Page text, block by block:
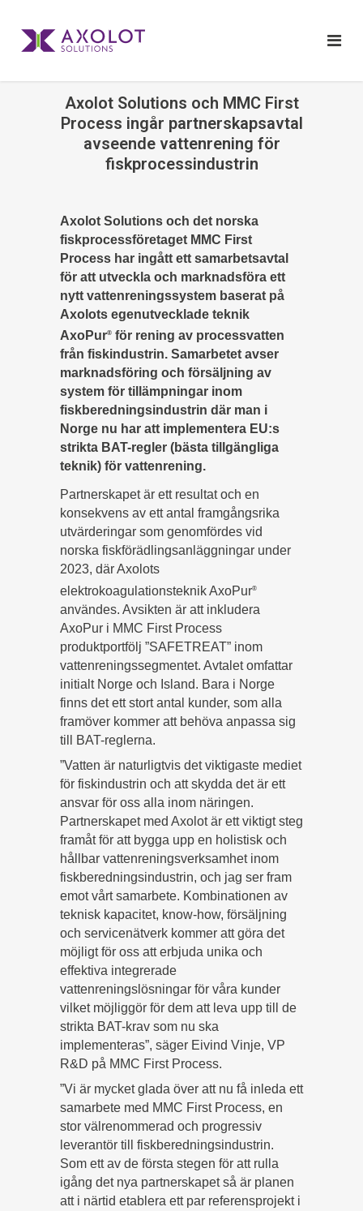
Axolot Solutions och MMC First
Process ingår partnerskapsavtal
avseende vattenrening för
fiskprocessindustrin
Axolot Solutions och det norska
fiskprocessföretaget MMC First
Process har ingått ett samarbetsavtal
för att utveckla och marknadsföra ett
nytt vattenreningssystem baserat på
Axolots egenutvecklade teknik
AxoPur® för rening av processvatten
från fiskindustrin. Samarbetet avser
marknadsföring och försäljning av
system för tillämpningar inom
fiskberedningsindustrin där man i
Norge nu har att implementera EU:s
strikta BAT-regler (bästa tillgängliga
teknik) för vattenrening.
Partnerskapet är ett resultat och en
konsekvens av ett antal framgångsrika
utvärderingar som genomfördes vid
norska fiskförädlingsanläggningar under
2023, där Axolots
elektrokoagulationsteknik AxoPur®
användes. Avsikten är att inkludera
AxoPur i MMC First Process
produktportfölj ”SAFETREAT” inom
vattenreningssegmentet. Avtalet omfattar
initialt Norge och Island. Bara i Norge
finns det ett stort antal kunder, som alla
framöver kommer att behöva anpassa sig
till BAT-reglerna.
”Vatten är naturligtvis det viktigaste mediet
för fiskindustrin och att skydda det är ett
ansvar för oss alla inom näringen.
Partnerskapet med Axolot är ett viktigt steg
framåt för att bygga upp en holistisk och
hållbar vattenreningsverksamhet inom
fiskberedningsindustrin, och jag ser fram
emot vårt samarbete. Kombinationen av
teknisk kapacitet, know-how, försäljning
och servicenätverk kommer att göra det
möjligt för oss att erbjuda unika och
effektiva integrerade
vattenreningslösningar för våra kunder
vilket möjliggör för dem att leva upp till de
strikta BAT-krav som nu ska
implementeras”, säger Eivind Vinje, VP
R&D på MMC First Process.
”Vi är mycket glada över att nu få inleda ett
samarbete med MMC First Process, en
stor välrenommerad och progressiv
leverantör till fiskberedningsindustrin.
Som ett av de första stegen för att rulla
igång det nya partnerskapet så är planen
att i närtid etablera ett par referensprojekt i